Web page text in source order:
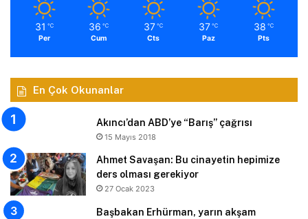
31 ℃
Per
36 ℃
Cum
37 ℃
Cts
37 ℃
Paz
38 ℃
Pts
En Çok Okunanlar
Akıncı’dan ABD’ye “Barış” çağrısı
15 Mayıs 2018
Ahmet Savaşan: Bu cinayetin hepimize
ders olması gerekiyor
27 Ocak 2023
Başbakan Erhürman, yarın akşam